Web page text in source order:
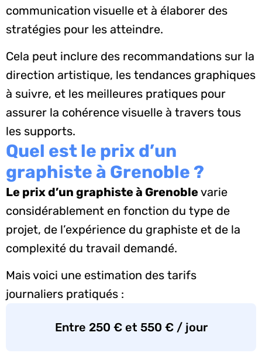
communication visuelle et à élaborer des
stratégies pour les atteindre.
Cela peut inclure des recommandations sur la
direction artistique, les tendances graphiques
à suivre, et les meilleures pratiques pour
assurer la cohérence visuelle à travers tous
les supports.
Quel est le prix d’un
graphiste à Grenoble ?
Le prix d’un graphiste à Grenoblevarie
considérablement en fonction du type de
projet, de l’expérience du graphiste et de la
complexité du travail demandé.
Mais voici une estimation des tarifs
journaliers pratiqués :
Entre 250 € et 550 € / jour